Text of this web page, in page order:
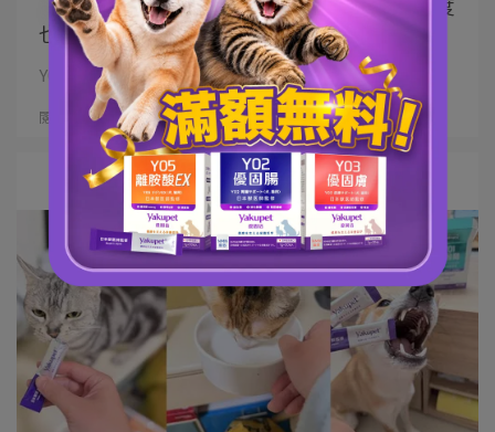
也高！
Y06抗氧化寵物魚油EX | 90% Omega-3 毛亮、有⋯
閱讀更多 ->